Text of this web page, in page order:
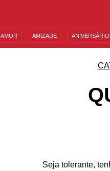
AMOR AMIZADE ANIVERSÁRIO
Seja tolerante,